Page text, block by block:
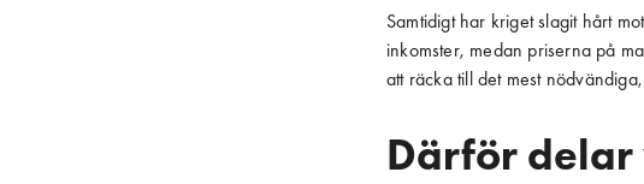
Samtidigt har kriget slagit hårt
inkomster, medan priserna på
att räcka till det mest
Därför